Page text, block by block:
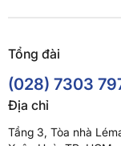
Tổng đài
(028) 7303
Địa chỉ
Tầng 3, Tòa nhà